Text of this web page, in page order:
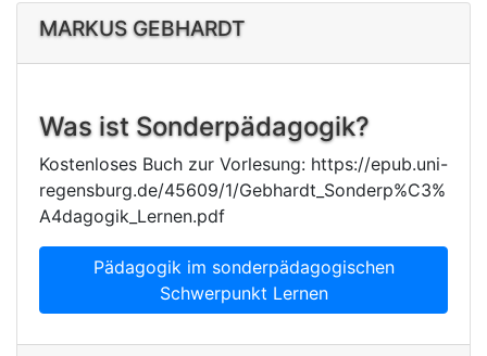
e
o
MARKUS GEBHARDT
Was ist Sonderpädagogik?
Kostenloses Buch zur Vorlesung: https://epub.uni-
regensburg.de/45609/1/Gebhardt_Sonderp%C3%
A4dagogik_Lernen.pdf
Pädagogik im sonderpädagogischen
Schwerpunkt Lernen